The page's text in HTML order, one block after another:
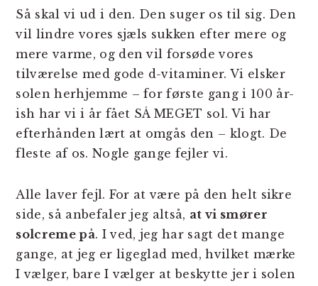
Så skal vi ud i den. Den suger os til sig. Den
vil lindre vores sjæls sukken efter mere og
mere varme, og den vil forsøde vores
tilværelse med gode d-vitaminer. Vi elsker
solen herhjemme – for første gang i 100 år-
ish har vi i år fået SÅ MEGET sol. Vi har
efterhånden lært at omgås den – klogt. De
fleste af os. Nogle gange fejler vi.
Alle laver fejl. For at være på den helt sikre
side, så anbefaler jeg altså, at vi smører
solcreme på. I ved, jeg har sagt det mange
gange, at jeg er ligeglad med, hvilket mærke
I vælger, bare I vælger at beskytte jer i solen